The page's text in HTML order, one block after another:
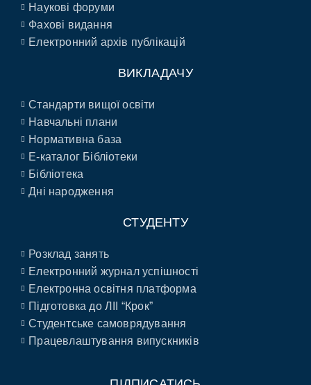
Наукові форуми
Фахові видання
Електронний архів публікацій
ВИКЛАДАЧУ
Стандарти вищої освіти
Навчальні плани
Нормативна база
E-каталог Бібліотеки
Бібліотека
Дні народження
СТУДЕНТУ
Розклад занять
Електронний журнал успішності
Електронна освітня платформа
Підготовка до ЛІІ “Крок”
Студентське самоврядування
Працевлаштування випускників